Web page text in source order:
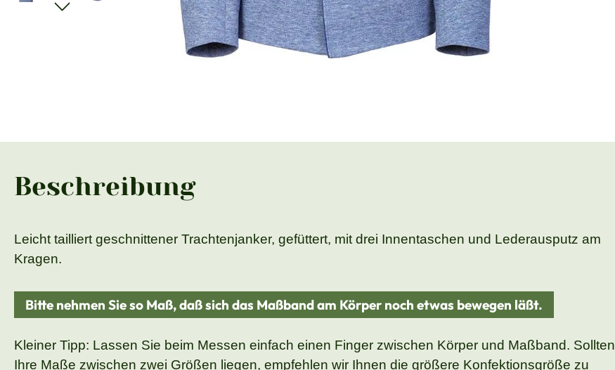
Beschreibung
Leicht tailliert geschnittener Trachtenjanker, gefüttert, mit drei Innentaschen und Lederausputz am
Kragen.
Bitte nehmen Sie so Maß, daß sich das Maßband am Körper noch etwas bewegen läßt.
Kleiner Tipp: Lassen Sie beim Messen einfach einen Finger zwischen Körper und Maßband. Sollten
Ihre Maße zwischen zwei Größen liegen, empfehlen wir Ihnen die größere Konfektionsgröße zu